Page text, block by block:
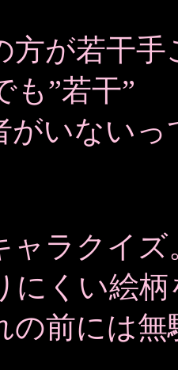
が若干手
も”若干”
がいない
ラクイズ
にくい絵
の前には無